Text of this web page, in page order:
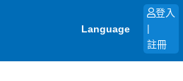
Language
登入
註冊